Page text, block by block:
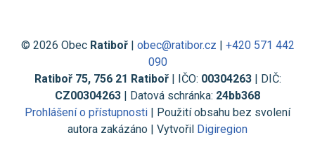
© 2026 Obec Ratiboř| obec@ratibor.cz | +420 571 442
090
Ratiboř 75, 756 21 Ratiboř| IČO: 00304263| DIČ:
CZ00304263 | Datová schránka: 24bb368
Prohlášení o přístupnosti | Použití obsahu bez svolení
autora zakázáno | Vytvořil Digiregion